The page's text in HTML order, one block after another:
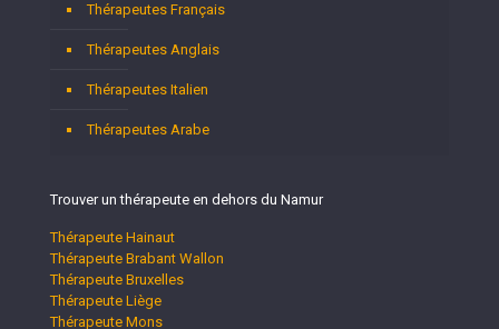
Thérapeutes Français
Thérapeutes Anglais
Thérapeutes Italien
Thérapeutes Arabe
Trouver un thérapeute en dehors du Namur
Thérapeute Hainaut
Thérapeute Brabant Wallon
Thérapeute Bruxelles
Thérapeute Liège
Thérapeute Mons